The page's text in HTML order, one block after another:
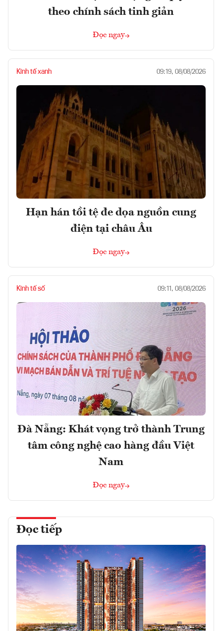
theo chính sách tinh giản
Đọc ngay
Kinh tế xanh 09:19, 08/08/2026
Hạn hán tồi tệ đe dọa nguồn cung
điện tại châu Âu
Đọc ngay
Kinh tế số 09:11, 08/08/2026
Đà Nẵng: Khát vọng trở thành Trung
tâm công nghệ cao hàng đầu Việt
Nam
Đọc ngay
Đọc tiếp